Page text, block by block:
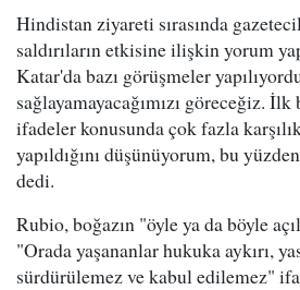
Hindistan ziyareti sırasında
saldırıların etkisine ilişkin yorum
Katar'da bazı görüşmeler
sağlayamayacağımızı göreceğiz.
ifadeler konusunda çok fazla
yapıldığını düşünüyorum, bu
dedi.
Rubio, boğazın "öyle ya da böyle
"Orada yaşananlar hukuka aykırı,
sürdürülemez ve kabul edilemez"